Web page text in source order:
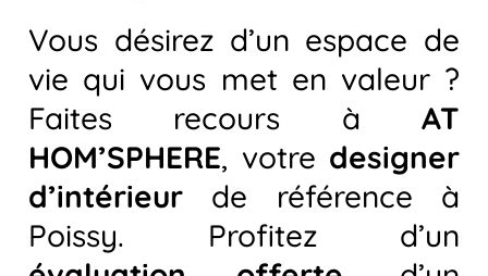
Vous désirez d’un espace de
vie qui vous met en valeur ?
Faites recours à AT
HOM’SPHERE, votre designer
d’intérieur de référence à
Poissy. Profitez d’un